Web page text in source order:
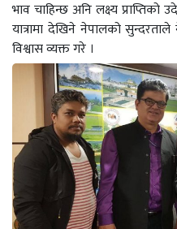
भाव चाहिन्छ अनि लक्ष्य
यात्रामा देखिने नेपालको सुन्दरताले
विश्वास व्यक्त गरे ।